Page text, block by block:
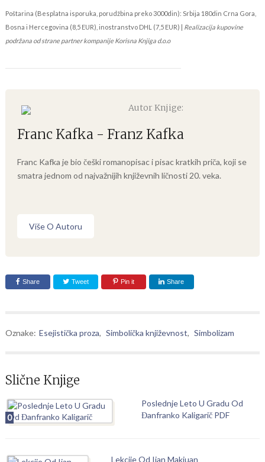
Poštarina (Besplatna isporuka, porudžbina preko 3000din): Srbija 180din Crna Gora,
Bosna i Hercegovina (8,5 EUR), inostranstvo DHL (7,5 EUR) | Realizacija kupovine
podržana od strane partner kompanije Korisna Knjiga d.o.o
Autor Knjige:
Franc Kafka - Franz Kafka
Franc Kafka je bio češki romanopisac i pisac kratkih priča, koji se
smatra jednom od najvažnijih književnih ličnosti 20. veka.
Više O Autoru
Share Tweet Pin it Share
Oznake: Esejistička proza, Simbolička književnost, Simbolizam
Slične Knjige
0
Poslednje Leto U Gradu Od
Đanfranko Kaligarič PDF
Lekcije Od Ijan Makjuan